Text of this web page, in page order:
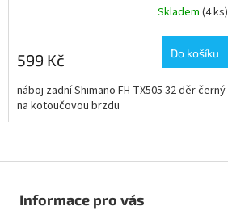
Skladem (4 ks)
599 Kč Do košíku
náboj zadní Shimano FH-TX505 32 děr černý
na kotoučovou brzdu
v
d
Informace pro vás